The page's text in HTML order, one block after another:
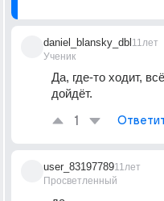
daniel_blansky_dbl
Ученик
11лет
Да, где-то ходит,
дойдёт.
1
user_83197789
Просветленный
11лет